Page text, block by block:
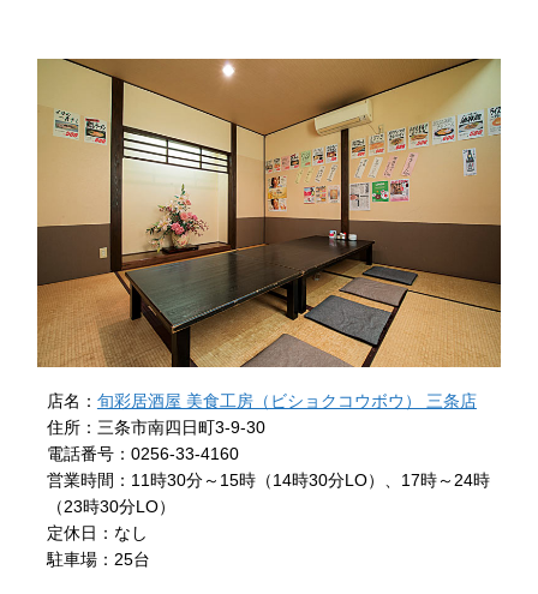
店名： 旬彩居酒屋 美食工房（ビショクコウボウ） 三条店
住所：三条市南四日町3-9-30
電話番号：0256-33-4160
営業時間：11時30分～15時（14時30分LO）、17時～24時
（23時30分LO）
定休日：なし
駐車場：25台